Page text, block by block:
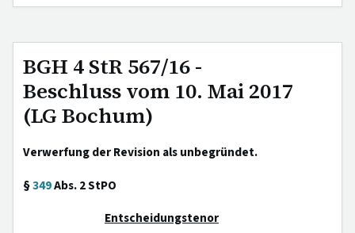
BGH 4 StR 567/16 -
Beschluss vom 10. Mai 2017
(LG Bochum)
Verwerfung der Revision als unbegründet.
§349Abs. 2 StPO
Entscheidungstenor